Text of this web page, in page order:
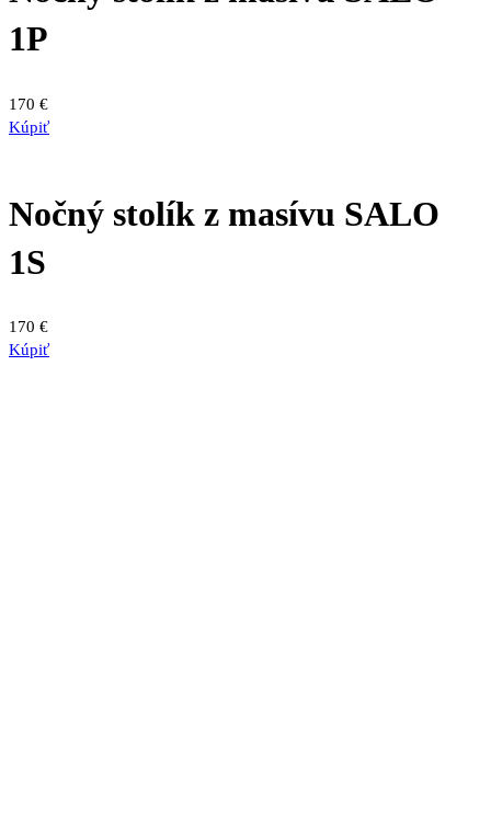
1P
170 €
Kúpiť
Nočný stolík z masívu SALO
1S
170 €
Kúpiť